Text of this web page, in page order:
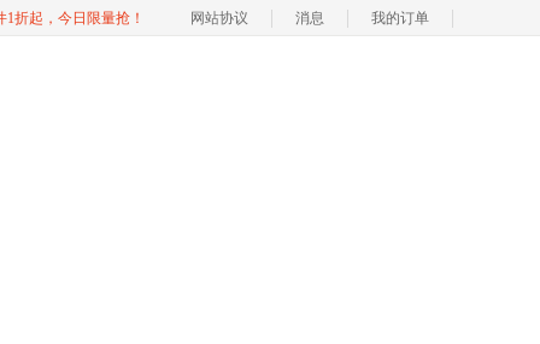
1折起，今日限量抢！ 网站协议 消息 我的订单